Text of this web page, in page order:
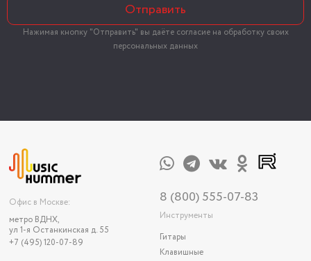
Отправить
Нажимая кнопку "Отправить" вы даёте согласие на обработку своих
персональных данных
Офис в Москве:
метро ВДНХ,
ул 1-я Останкинская д. 55
+7 (495) 120-07-89
8 (800) 555-07-83
Инструменты
Гитары
Клавишные